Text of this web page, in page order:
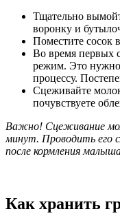
Тщательно
воронку и
Поместите сосок
Во время первых
режим. Это нужно
процессу.
Сцеживайте
почувствуете
Важно! Сцеживание
минут. Проводить его
после кормления
Как хранить